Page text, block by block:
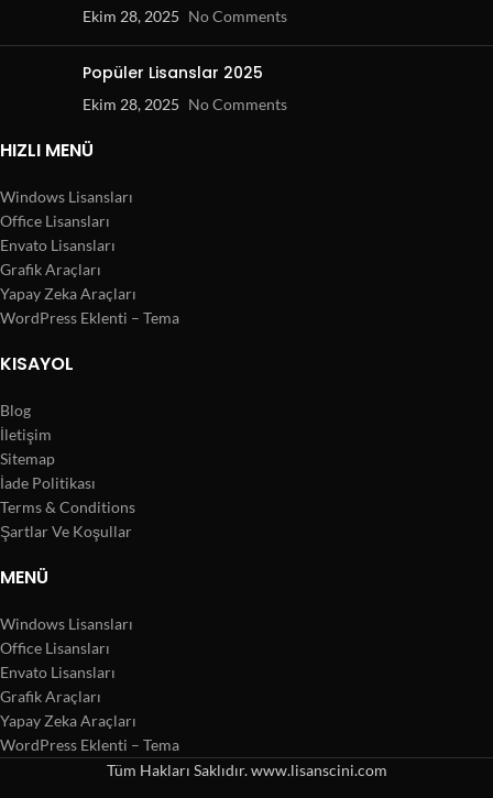
Ekim 28, 2025 No Comments
Popüler Lisanslar 2025
Ekim 28, 2025 No Comments
HIZLI MENÜ
Windows Lisansları
Office Lisansları
Envato Lisansları
Grafik Araçları
Yapay Zeka Araçları
WordPress Eklenti – Tema
KISAYOL
Blog
İletişim
Sitemap
İade Politikası
Terms & Conditions
Şartlar Ve Koşullar
MENÜ
Windows Lisansları
Office Lisansları
Envato Lisansları
Grafik Araçları
Yapay Zeka Araçları
WordPress Eklenti – Tema
Tüm Hakları Saklıdır. www.lisanscini.com